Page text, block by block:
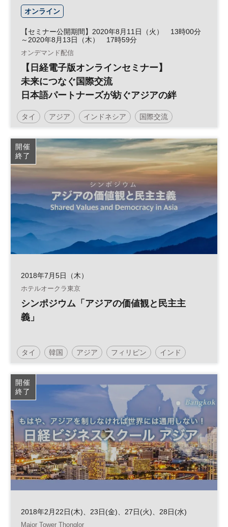
オンライン
【セミナー公開期間】2020年8月11日（火） 13時00分
～2020年8月13日（木） 17時59分
オンデマンド配信
【日経電子版オンラインセミナー】
未来につなぐ国際交流
日本語パートナーズが紡ぐアジアの絆
タイ アジア インドネシア 国際交流
日経オンラインセミナー
開催
終了
2018年7月5日（木）
ホテルオークラ東京
シンポジウム「アジアの価値観と民主主
義」
タイ 韓国 アジア フィリピン インド
中国 民主主義
政治
開催
終了
2018年2月22日(木)、23日(金)、27日(火)、28日(水)
Major Tower Thonglor